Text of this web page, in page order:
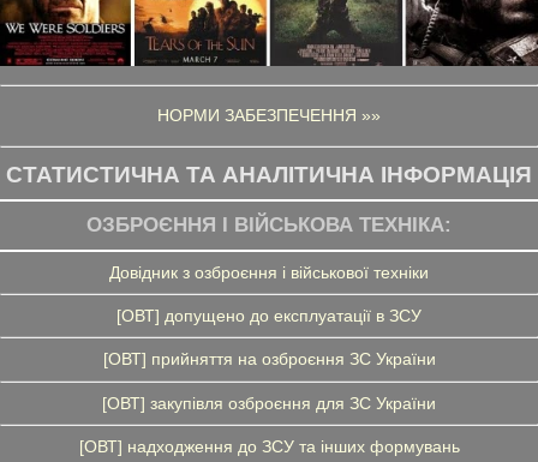
НОРМИ ЗАБЕЗПЕЧЕННЯ »»
СТАТИСТИЧНА ТА АНАЛІТИЧНА ІНФОРМАЦІЯ
ОЗБРОЄННЯ І ВІЙСЬКОВА ТЕХНІКА:
Довідник з озброєння і військової техніки
[ОВТ] допущено до експлуатації в ЗСУ
[ОВТ] прийняття на озброєння ЗС України
[ОВТ] закупівля озброєння для ЗС України
[ОВТ] надходження до ЗСУ та інших формувань